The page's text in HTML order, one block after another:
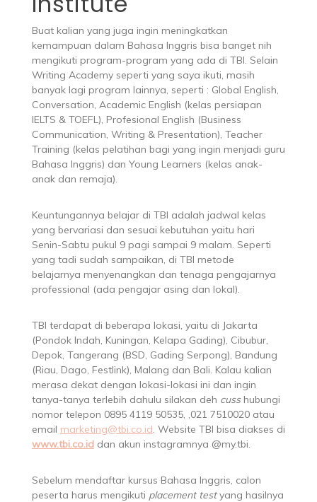
Buat kalian yang juga ingin meningkatkan
kemampuan dalam Bahasa Inggris bisa banget nih
mengikuti program-program yang ada di TBI. Selain
Writing Academy seperti yang saya ikuti, masih
banyak lagi program lainnya, seperti : Global English,
Conversation, Academic English (kelas persiapan
IELTS & TOEFL), Profesional English (Business
Communication, Writing & Presentation), Teacher
Training (kelas pelatihan bagi yang ingin menjadi guru
Bahasa Inggris) dan Young Learners (kelas anak-
anak dan remaja).
Keuntungannya belajar di TBI adalah jadwal kelas
yang bervariasi dan sesuai kebutuhan yaitu hari
Senin-Sabtu pukul 9 pagi sampai 9 malam. Seperti
yang tadi sudah sampaikan, di TBI metode
belajarnya menyenangkan dan tenaga pengajarnya
professional (ada pengajar asing dan lokal).
TBI terdapat di beberapa lokasi, yaitu di Jakarta
(Pondok Indah, Kuningan, Kelapa Gading), Cibubur,
Depok, Tangerang (BSD, Gading Serpong), Bandung
(Riau, Dago, Festlink), Malang dan Bali. Kalau kalian
merasa dekat dengan lokasi-lokasi ini dan ingin
tanya-tanya terlebih dahulu silakan deh cusshubungi
nomor telepon 0895 4119 50535, ,021 7510020 atau
email marketing@tbi.co.id . Website TBI bisa diakses di
www.tbi.co.iddan akun instagramnya @my.tbi.
Sebelum mendaftar kursus Bahasa Inggris, calon
peserta harus mengikuti placement testyang hasilnya